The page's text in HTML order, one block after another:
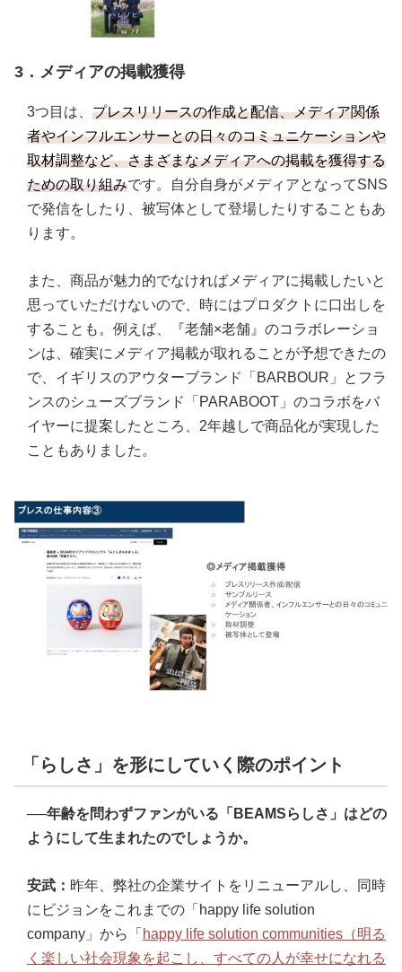
3．メディアの掲載獲得
3つ目は、 プレスリリースの作成と配信、メディア関係
者やインフルエンサーとの日々のコミュニケーションや
取材調整など、さまざまなメディアへの掲載を獲得する
ための取り組みです。自分自身がメディアとなってSNS
で発信をしたり、被写体として登場したりすることもあ
ります。
また、商品が魅力的でなければメディアに掲載したいと
思っていただけないので、時にはプロダクトに口出しを
することも。例えば、『老舗×老舗』のコラボレーショ
ンは、確実にメディア掲載が取れることが予想できたの
で、イギリスのアウターブランド「BARBOUR」とフラ
ンスのシューズブランド「PARABOOT」のコラボをバ
イヤーに提案したところ、2年越しで商品化が実現した
こともありました。
「らしさ」を形にしていく際のポイント
──年齢を問わずファンがいる「BEAMSらしさ」はどの
ようにして生まれたのでしょうか。
安武： 昨年、弊社の企業サイトをリニューアルし、同時
にビジョンをこれまでの「happy life solution
company」から「 happy life solution communities（明る
く楽しい社会現象を起こし、すべての人が幸せになれる